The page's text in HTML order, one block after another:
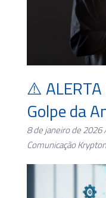
⚠️ ALERTA
Golpe da
8 de janeiro de 2026
Comunicação